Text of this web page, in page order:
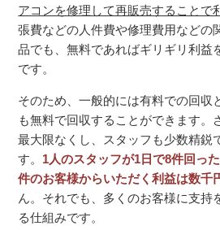
アコンを修理して再販売することで
張費などの人件費や修理費用などの
品でも、無料であればギリギリ利益
です。
そのため、一般的には有料での回収
も無料で回収することができます。
最大限なくし、スタッフも少数精鋭
す。 1人のスタッフが1日で8件回っ
件のお客様からいただく利益は数千
ん。それでも、多くのお客様に支持
る仕組みです。